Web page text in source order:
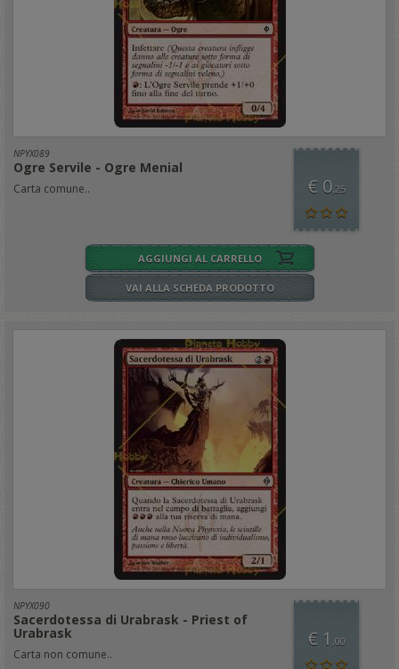
NPYX089
Ogre Servile - Ogre Menial
Carta comune.. € 0,25
AGGIUNGI AL CARRELLO
VAI ALLA SCHEDA PRODOTTO
NPYX090
Sacerdotessa di Urabrask - Priest of
Urabrask
Carta non comune..
€ 1 ,00